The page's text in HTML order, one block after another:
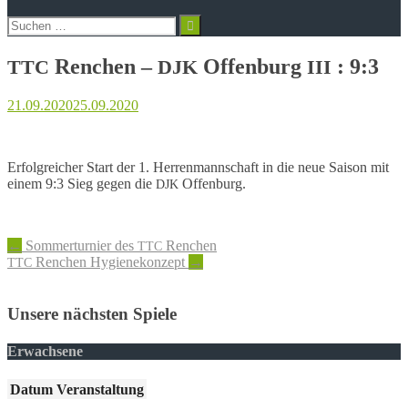
Suchen
nach:
TTC Renchen – DJK Offenburg III : 9:3
21.09.202025.09.2020
Erfolg­rei­cher Start der 1. Herren­mann­schaft in die neue Saison mit
einem 9:3 Sieg gegen die DJK Offenburg.
Artikel-
Navigation
← Sommerturnier des TTC Renchen
TTC Renchen Hygienekonzept →
Unsere nächsten Spiele
Erwachsene
Datum Veranstaltung